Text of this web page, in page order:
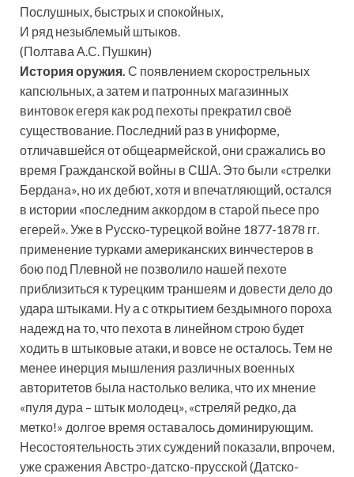
Послушных, быстрых и спокойных,
И ряд незыблемый штыков.
(Полтава А.С. Пушкин)
История оружия. С появлением скорострельных
капсюльных, а затем и патронных магазинных
винтовок егеря как род пехоты прекратил своё
существование. Последний раз в униформе,
отличавшейся от общеармейской, они сражались во
время Гражданской войны в США. Это были «стрелки
Бердана», но их дебют, хотя и впечатляющий, остался
в истории «последним аккордом в старой пьесе про
егерей». Уже в Русско-турецкой войне 1877-1878 гг.
применение турками американских винчестеров в
бою под Плевной не позволило нашей пехоте
приблизиться к турецким траншеям и довести дело до
удара штыками. Ну а с открытием бездымного пороха
надежд на то, что пехота в линейном строю будет
ходить в штыковые атаки, и вовсе не осталось. Тем не
менее инерция мышления различных военных
авторитетов была настолько велика, что их мнение
«пуля дура – штык молодец», «стреляй редко, да
метко!» долгое время оставалось доминирующим.
Несостоятельность этих суждений показали, впрочем,
уже сражения Австро-датско-прусской (Датско-